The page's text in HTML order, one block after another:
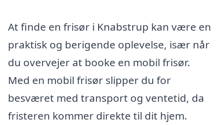
At finde en frisør i Knabstrup kan være en
praktisk og berigende oplevelse, især når
du overvejer at booke en mobil frisør.
Med en mobil frisør slipper du for
besværet med transport og ventetid, da
fristeren kommer direkte til dit hjem.